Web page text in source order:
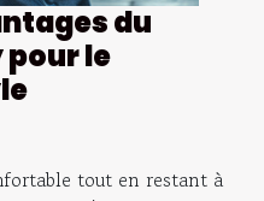
du
le
tout en restant à